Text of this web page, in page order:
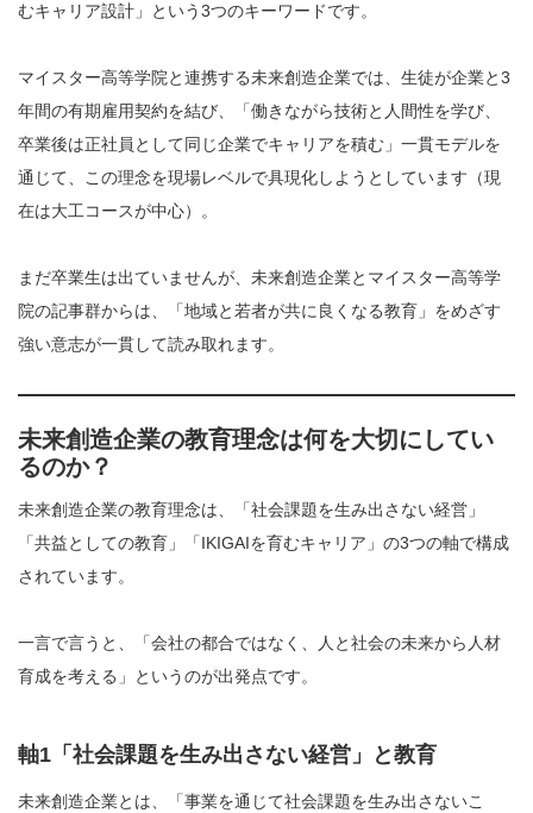
むキャリア設計」という3つのキーワードです。
マイスター高等学院と連携する未来創造企業では、生徒が企業と3
年間の有期雇用契約を結び、「働きながら技術と人間性を学び、
卒業後は正社員として同じ企業でキャリアを積む」一貫モデルを
通じて、この理念を現場レベルで具現化しようとしています（現
在は大工コースが中心）。
まだ卒業生は出ていませんが、未来創造企業とマイスター高等学
院の記事群からは、「地域と若者が共に良くなる教育」をめざす
強い意志が一貫して読み取れます。
未来創造企業の教育理念は何を大切にしてい
るのか？
未来創造企業の教育理念は、「社会課題を生み出さない経営」
「共益としての教育」「IKIGAIを育むキャリア」の3つの軸で構成
されています。
一言で言うと、「会社の都合ではなく、人と社会の未来から人材
育成を考える」というのが出発点です。
軸1「社会課題を生み出さない経営」と教育
未来創造企業とは、「事業を通じて社会課題を生み出さないこ